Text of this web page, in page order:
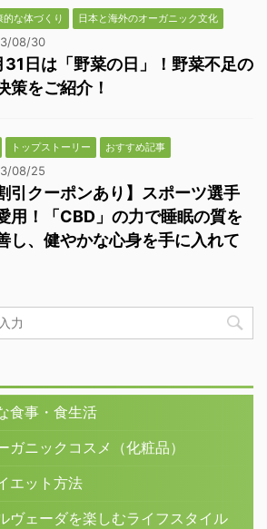
的な体づくり 日本と海外のオーガニック文化
08/30
31日は「野菜の日」！野菜不足の
策をご紹介！
トップストーリー おすすめ記事
08/25
割引クーポンあり】スポーツ選手
用！「CBD」の力で睡眠の質を
し、健やかな心身を手に入れて
食事・食生活
ガニックコスメ（化粧品）
エット方法
ヴェーダを楽しむライフスタイル